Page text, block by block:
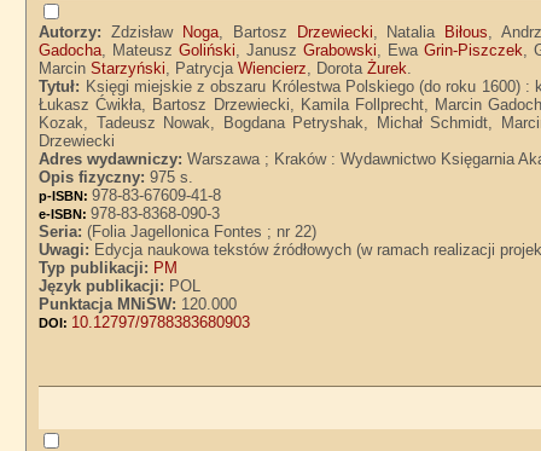
Autorzy:Zdzisław Noga, Bartosz Drzewiecki, Natalia Biłous,
Gadocha, MateuszGoliński, JanuszGrabowski, EwaGrin-Piszczek,
MarcinStarzyński, PatrycjaWiencierz, DorotaŻurek.
Tytuł: Księgi miejskie z obszaru Królestwa Polskiego (do roku 1600) :
Łukasz Ćwikła, Bartosz Drzewiecki, Kamila Follprecht, Marcin
Kozak, Tadeusz Nowak, Bogdana Petryshak, Michał Schmidt,
Drzewiecki
Adres wydawniczy:Warszawa ; Kraków : Wydawnictwo Księgarnia
Opis fizyczny:975 s.
p-ISBN:978-83-67609-41-8
e-ISBN:978-83-8368-090-3
Seria:(Folia Jagellonica Fontes ; nr 22)
Uwagi: Edycja naukowa tekstów źródłowych (w ramach realizacji
Typ publikacji: PM
Język publikacji: POL
Punktacja MNiSW: 120.000
DOI: 10.12797/9788383680903